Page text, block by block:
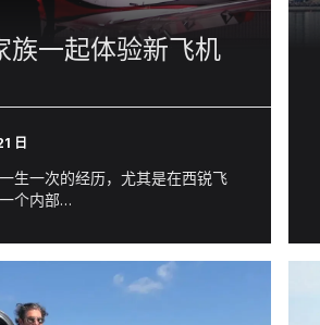
族一起体验新飞机
日
生一次的经历，尤其是在西锐飞
个内部…